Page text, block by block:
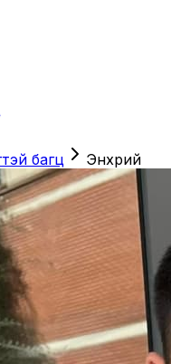
багц Энхрий